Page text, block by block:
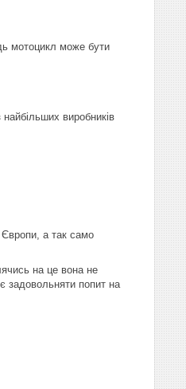
мотоцикл може бути
виробників
Європи, а так само
на це вона не
задовольняти попит на